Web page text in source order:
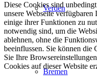
Verden
Bremen
Diese Cookies sind
unsere Webseite
einige ihrer Funktionen zu
notwendig sind, um die
ablehnen, ohne die
beeinflussen. Sie können die
Sie Ihre
Cookies auf dieser Website